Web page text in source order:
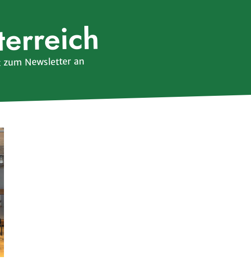
Newsletter an